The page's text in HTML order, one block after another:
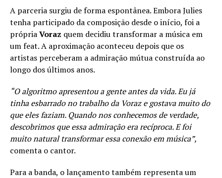
A parceria surgiu de forma espontânea. Embora Julies
tenha participado da composição desde o início, foi a
própriaVoraz quem decidiu transformar a música em
um feat. A aproximação aconteceu depois que os
artistas perceberam a admiração mútua construída ao
longo dos últimos anos.
“O algoritmo apresentou a gente antes da vida. Eu já
tinha esbarrado no trabalho da Voraz e gostava muito do
que eles faziam. Quando nos conhecemos de verdade,
descobrimos que essa admiração era recíproca. E foi
muito natural transformar essa conexão em música”,
comenta o cantor.
Para a banda, o lançamento também representa um